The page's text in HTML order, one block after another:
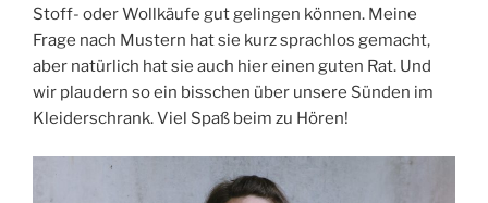
Stoff- oder Wollkäufe gut gelingen können. Meine
Frage nach Mustern hat sie kurz sprachlos gemacht,
aber natürlich hat sie auch hier einen guten Rat. Und
wir plaudern so ein bisschen über unsere Sünden im
Kleiderschrank. Viel Spaß beim zu Hören!